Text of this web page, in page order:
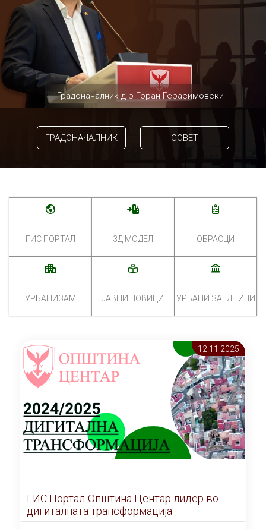
Градоначалник д-р Горан Герасимовски
ГРАДОНАЧАЛНИК СОВЕТ
ГИС ПОРТАЛ 3Д МОДЕЛ ОБРАСЦИ
УРБАНИЗАМ ЈАВНИ ПОВИЦИ УРБАНИ ЗАЕДНИЦИ
12.11 2025
ГИС Портал-Општина Центар лидер во
дигиталната трансформација